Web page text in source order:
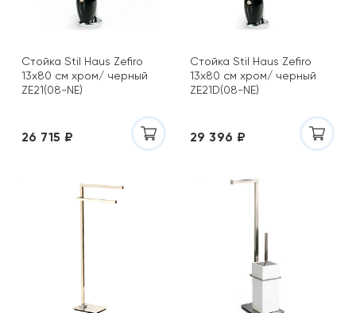
Стойка Stil Haus Zefiro
13х80 см хром/ черный
ZE21(08-NE)
26 715 ₽
Стойка Stil Haus Zefiro
13х80 см хром/ черный
ZE21D(08-NE)
29 396 ₽